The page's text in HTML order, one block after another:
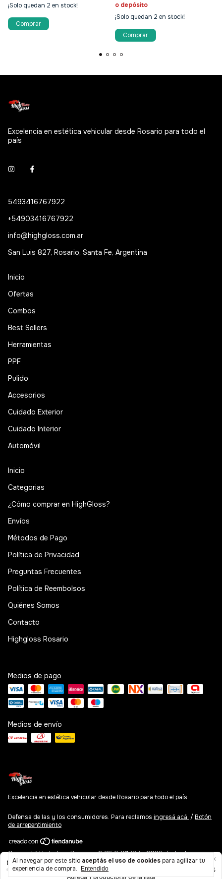
Al navegar por este sitio aceptás el uso de cookies para agilizar tu
experiencia de compra.
Entendido
¡Solo quedan 2 en stock!
o depósito
¡Solo quedan 2 en stock!
Excelencia en estética vehicular desde Rosario para todo el
país
5493416767922
+54903416767922
info@highgloss.com.ar
San Luis 827, Rosario, Santa Fe, Argentina
Inicio
Ofertas
Combos
Best Sellers
Herramientas
PPF
Pulido
Accesorios
Cuidado Exterior
Cuidado Interior
Automóvil
Inicio
Categorias
¿Cómo comprar en HighGloss?
Envíos
Métodos de Pago
Política de Privacidad
Preguntas Frecuentes
Política de Reembolsos
Quiénes Somos
Contacto
Highgloss Rosario
Medios de pago
Medios de envío
Excelencia en estética vehicular desde Rosario para todo el país
Defensa de las y los consumidores. Para reclamos ingresá acá. / Botón
de arrepentimiento
Copyright Highgloss Rosario - 27250721787 - 2026. Todos los
derechos reservados.